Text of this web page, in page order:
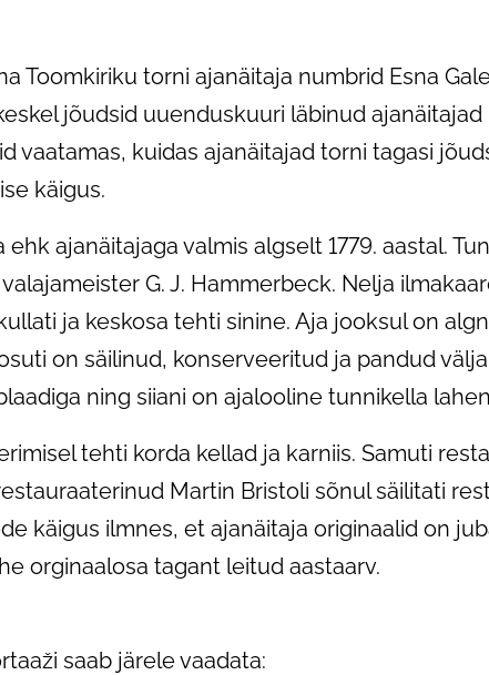
Toomkiriku torni ajanäitaja numbrid Esna
jõudsid uuenduskuuri läbinud
vaatamas, kuidas ajanäitajad torni tagasi
käigus.
ajanäitajaga valmis algselt 1779. aastal.
G. J. Hammerbeck. Nelja
ja keskosa tehti sinine. Aja jooksul on
on säilinud, konserveeritud ja pandud
ning siiani on ajalooline tunnikella
tehti korda kellad ja karniis. Samuti
Martin Bristoli sõnul säilitati
käigus ilmnes, et ajanäitaja originaalid on
orginaalosa tagant leitud aastaarv.
saab järele vaadata: